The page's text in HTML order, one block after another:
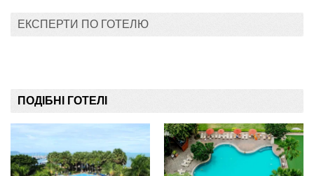
ЕКСПЕРТИ ПО ГОТЕЛЮ
ПОДІБНІ ГОТЕЛІ